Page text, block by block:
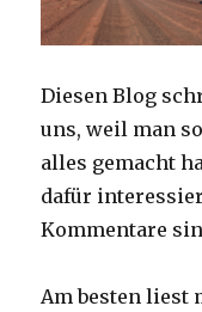
Diesen Blog
uns, weil man
alles gemacht
dafür
Kommentare
Am besten liest